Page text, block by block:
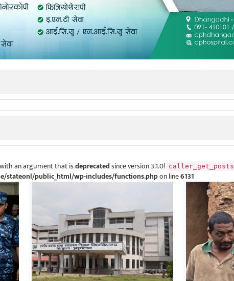
an argument that isdeprecatedsince version 3.1.0! caller_get_posts
stateonl/public_html/wp-includes/functions.phpon line6131